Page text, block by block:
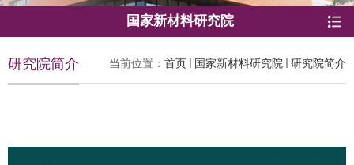
国家新材料研究院
当前位置： 首页 国家新材料研究院 研究院简介
研究院简介